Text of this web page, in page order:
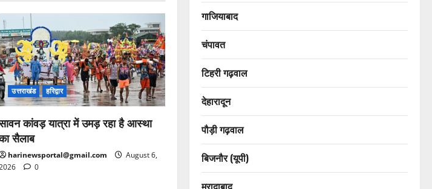
उत्तराखंड हरिद्वार
कांवड़ यात्रा में उमड़ रहा है आस्था
सैलाब
harinewsportal@gmail.com
August 6,
0
गाजियाबाद
चंपावत
टिहरी गढ़वाल
देहारादून
पौड़ी गढ़वाल
बिजनौर (यूपी)
मुरादाबाद